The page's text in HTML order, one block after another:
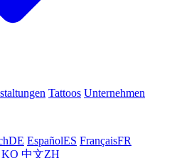
Tattoos Unternehmen
DE EspañolES FrançaisFR
KO 中文ZH